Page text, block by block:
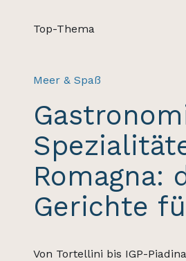
Top-Thema
Meer & Spaß
Romagna:
Gerichte
Von Tortellini bis IGP-